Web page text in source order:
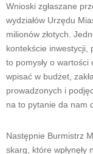
Wnioski zgłaszane
wydziałów Urzędu
milionów złotych.
kontekście inwestycji,
to pomysły o wartości
wpisać w budżet,
prowadzonych i
na to pytanie da nam
Następnie Burmistrz
skarg, które wpłynęły